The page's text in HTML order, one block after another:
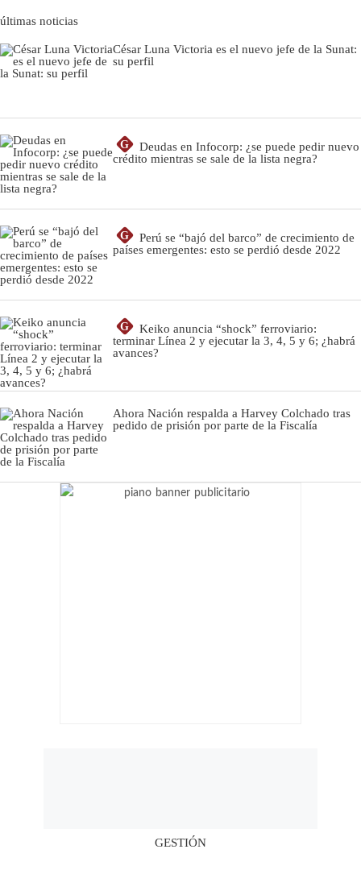
últimas noticias
César Luna Victoria es el nuevo jefe de la Sunat:
su perfil
G
Deudas en Infocorp: ¿se puede pedir nuevo
crédito mientras se sale de la lista negra?
G
Perú se “bajó del barco” de crecimiento de
países emergentes: esto se perdió desde 2022
G
Keiko anuncia “shock” ferroviario:
terminar Línea 2 y ejecutar la 3, 4, 5 y 6; ¿habrá
avances?
Ahora Nación respalda a Harvey Colchado tras
pedido de prisión por parte de la Fiscalía